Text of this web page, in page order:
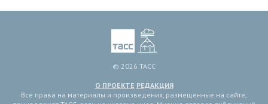
© 2026 ТАСС
О ПРОЕКТЕ РЕДАКЦИЯ
Все права на материалы и произведения, размещенные на сайте,